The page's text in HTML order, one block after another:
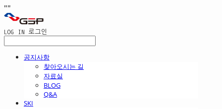
""
LOG IN 로그인
공지사항
찾아오시는 길
자료실
BLOG
Q&A
SKI